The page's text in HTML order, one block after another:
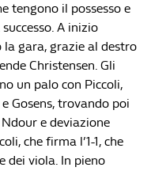
tengono il possesso e
A inizio
la gara, grazie al destro
Christensen. Gli
un palo con Piccoli,
Gosens, trovando poi
e deviazione
che firma l’1-1, che
dei viola. In pieno